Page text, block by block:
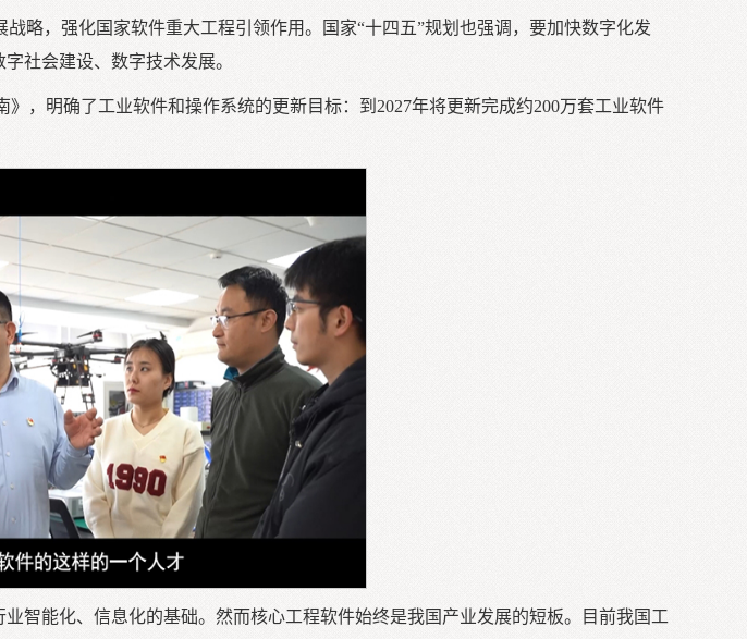
略，强化国家软件重大工程引领作用。国家“十四五”规划也强调，要加快数字化发
社会建设、数字技术发展。
，明确了工业软件和操作系统的更新目标：到2027年将更新完成约200万套工业软件
智能化、信息化的基础。然而核心工程软件始终是我国产业发展的短板。目前我国工